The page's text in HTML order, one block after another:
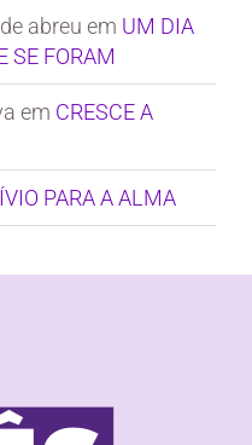
abreu em UM DIA
SE FORAM
em CRESCE A
PARA A ALMA